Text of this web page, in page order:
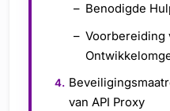
Benodigde
Voorbereiding
van API Proxy